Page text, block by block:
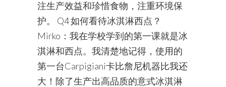
注生产效益和珍惜食物，注重环境保
护。 Q4 如何看待冰淇淋西点？
Mirko：我在学校学到的第一课就是冰
淇淋和西点。我清楚地记得，使用的
第一台Carpigiani卡比詹尼机器比我还
大！除了生产出高品质的意式冰淇淋